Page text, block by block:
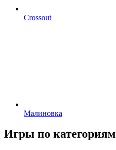
Crossout
Малиновка
Игры по категориям